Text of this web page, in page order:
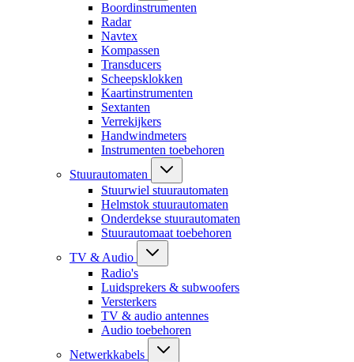
Boordinstrumenten
Radar
Navtex
Kompassen
Transducers
Scheepsklokken
Kaartinstrumenten
Sextanten
Verrekijkers
Handwindmeters
Instrumenten toebehoren
Stuurautomaten
Stuurwiel stuurautomaten
Helmstok stuurautomaten
Onderdekse stuurautomaten
Stuurautomaat toebehoren
TV & Audio
Radio's
Luidsprekers & subwoofers
Versterkers
TV & audio antennes
Audio toebehoren
Netwerkkabels